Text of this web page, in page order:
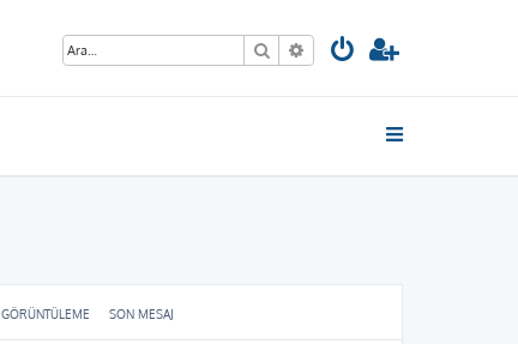
Ara Gelişmiş arama
GÖRÜNTÜLEME SON MESAJ